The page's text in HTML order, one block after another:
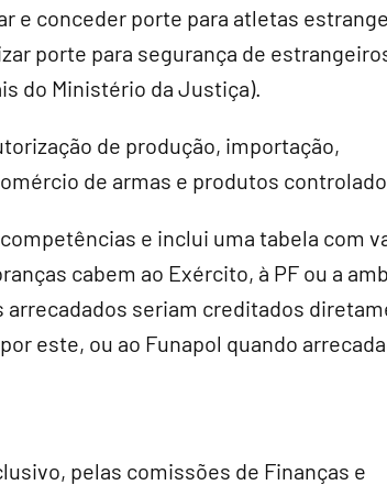
e conceder porte para atletas
porte para segurança de
do Ministério da Justiça).
de produção, importação,
de armas e produtos
e inclui uma tabela com
cabem ao Exército, à PF ou a
seriam creditados
este, ou ao Funapol quando
, pelas comissões de Finanças e